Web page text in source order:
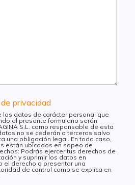
privacidad
los datos de carácter personal que
el presente formulario serán
S.L. como responsable de esta
no se cederán a terceros salvo
una obligación legal. En todo caso,
están ubicados en sopeo de
Podrás ejercer tus derechos de
y suprimir los datos en
el derecho a presentar una
de control como se explica en